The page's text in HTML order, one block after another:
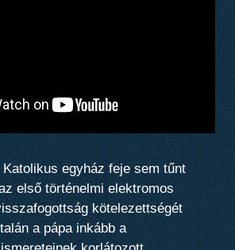
egyház feje sem tűnt
első történelmi elektromos
kötelezettségét
a pápa inkább a